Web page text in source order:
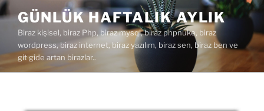
İçeriğe
geç
GÜNLÜK HAFTALIK AYLIK
Biraz kişisel, biraz Php, biraz mysql, biraz phpnuke, biraz
wordpress, biraz internet, biraz yazılım, biraz sen, biraz ben ve
git gide artan birazlar..